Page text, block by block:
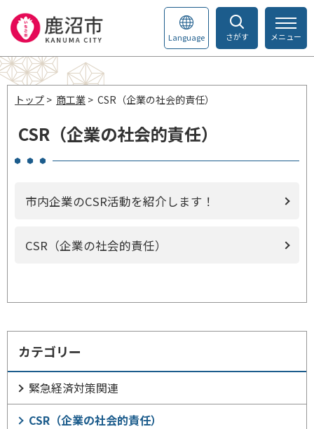
さがす
Language メニュー
トップ > 商工業 > CSR（企業の社会的責任）
CSR（企業の社会的責任）
市内企業のCSR活動を紹介します！
CSR（企業の社会的責任）
カテゴリー
緊急経済対策関連
CSR（企業の社会的責任）